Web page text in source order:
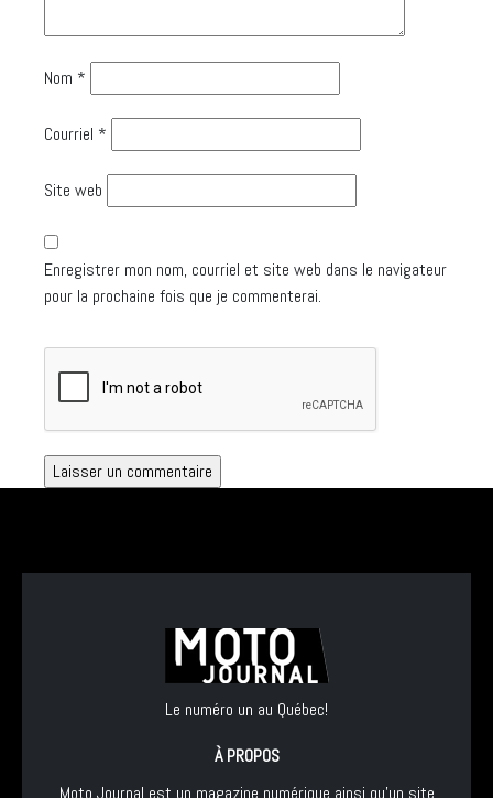
Nom *
Courriel *
Site web
Enregistrer mon nom, courriel et site web dans le navigateur
pour la prochaine fois que je commenterai.
Le numéro un au Québec!
À PROPOS